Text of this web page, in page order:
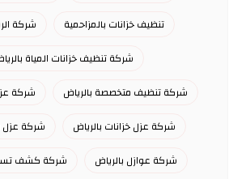
تنظيف خزانات بالمزاحمية
شركة
شركة تنظيف خزانات المياة
شركة تنظيف متخصصة بالرياض
شركة
شركة عزل خزانات بالرياض
شركة عزل
شركة عوازل بالرياض
شركة كشف